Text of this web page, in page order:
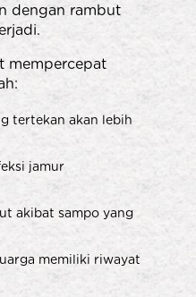
dengan rambut
mempercepat
tertekan akan lebih
jamur
akibat sampo yang
memiliki riwayat